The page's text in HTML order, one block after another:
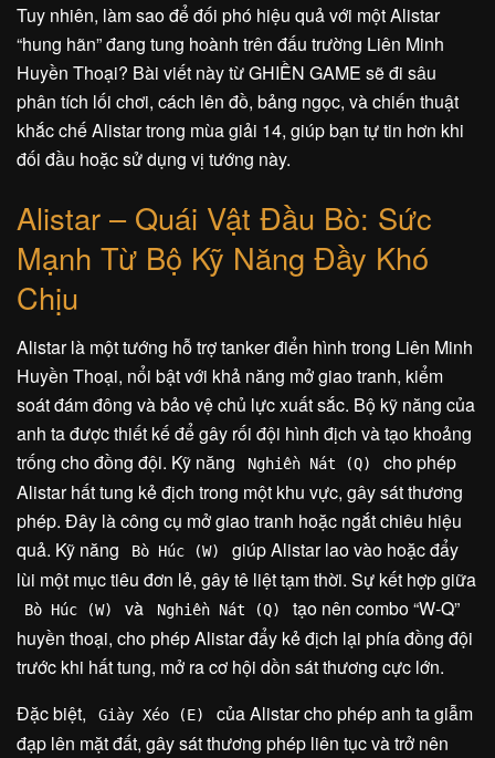
Tuy nhiên, làm sao để đối phó hiệu quả với một Alistar
“hung hãn” đang tung hoành trên đấu trường Liên Minh
Huyền Thoại? Bài viết này từ GHIỀN GAME sẽ đi sâu
phân tích lối chơi, cách lên đồ, bảng ngọc, và chiến thuật
khắc chế Alistar trong mùa giải 14, giúp bạn tự tin hơn khi
đối đầu hoặc sử dụng vị tướng này.
Alistar – Quái Vật Đầu Bò: Sức
Mạnh Từ Bộ Kỹ Năng Đầy Khó
Chịu
Alistar là một tướng hỗ trợ tanker điển hình trong Liên Minh
Huyền Thoại, nổi bật với khả năng mở giao tranh, kiểm
soát đám đông và bảo vệ chủ lực xuất sắc. Bộ kỹ năng của
anh ta được thiết kế để gây rối đội hình địch và tạo khoảng
trống cho đồng đội. Kỹ năng
Nghiền Nát (Q)
cho phép
Alistar hất tung kẻ địch trong một khu vực, gây sát thương
phép. Đây là công cụ mở giao tranh hoặc ngắt chiêu hiệu
quả. Kỹ năng
Bò Húc (W)
giúp Alistar lao vào hoặc đẩy
lùi một mục tiêu đơn lẻ, gây tê liệt tạm thời. Sự kết hợp giữa
Bò Húc (W) và Nghiền Nát (Q)
tạo nên combo “W-Q”
huyền thoại, cho phép Alistar đẩy kẻ địch lại phía đồng đội
trước khi hất tung, mở ra cơ hội dồn sát thương cực lớn.
Đặc biệt,
Giày Xéo (E)
của Alistar cho phép anh ta giẫm
đạp lên mặt đất, gây sát thương phép liên tục và trở nên